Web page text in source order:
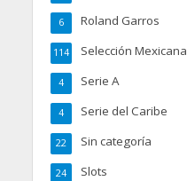
Roland Garros
6
Selección Mexicana
114
Serie A
4
Serie del Caribe
4
Sin categoría
22
Slots
24